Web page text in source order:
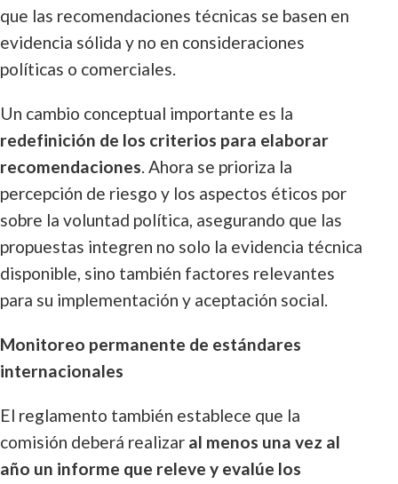
que las recomendaciones técnicas se basen en
evidencia sólida y no en consideraciones
políticas o comerciales.
Un cambio conceptual importante es la
redefinición de los criterios para elaborar
recomendaciones. Ahora se prioriza la
percepción de riesgo y los aspectos éticos por
sobre la voluntad política, asegurando que las
propuestas integren no solo la evidencia técnica
disponible, sino también factores relevantes
para su implementación y aceptación social.
Monitoreo permanente de estándares
internacionales
El reglamento también establece que la
comisión deberá realizar al menos una vez al
año un informe que releve y evalúe los